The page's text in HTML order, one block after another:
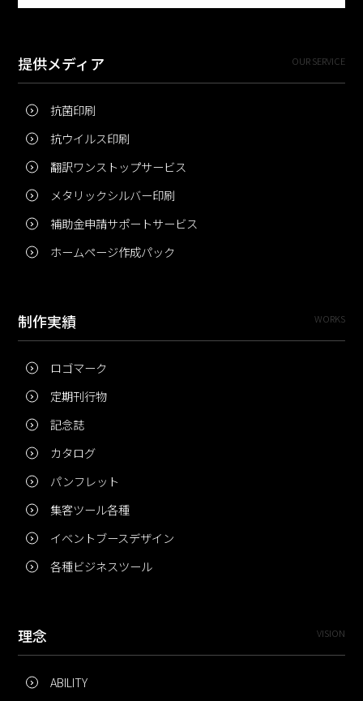
提供メディア OUR SERVICE
抗菌印刷
抗ウイルス印刷
翻訳ワンストップサービス
メタリックシルバー印刷
補助金申請サポートサービス
ホームページ作成パック
制作実績 WORKS
ロゴマーク
定期刊行物
記念誌
カタログ
パンフレット
集客ツール各種
イベントブースデザイン
各種ビジネスツール
理念 VISION
ABILITY